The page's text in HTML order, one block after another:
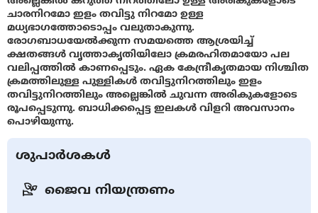
ചാരനിറമോ ഇളം തവിട്ടു നിറമോ ഉള്ള
മധ്യഭാഗത്തോടൊപ്പം വലുതാകുന്നു.
രോഗബാധയേല്‍ക്കുന്ന സമയത്തെ ആശ്രയിച്ച്
ക്ഷതങ്ങൾ വൃത്താകൃതിയിലോ ക്രമരഹിതമായോ പല
വലിപ്പത്തില്‍ കാണപ്പെടും. ഏക കേന്ദ്രീകൃതമായ നിശ്ചിത
ക്രമത്തിലുള്ള പുള്ളികള്‍ തവിട്ടുനിറത്തിലും ഇളം
തവിട്ടുനിറത്തിലും അല്ലെങ്കിൽ ചുവന്ന അരികുകളോടെ
രൂപപ്പെടുന്നു. ബാധിക്കപ്പെട്ട ഇലകൾ വിളറി അവസാനം
പൊഴിയുന്നു.
ശുപാർശകൾ
ജൈവ നിയന്ത്രണം